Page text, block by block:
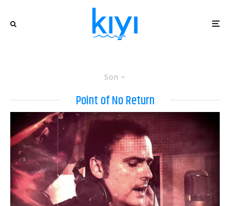
Son
Point of No Return